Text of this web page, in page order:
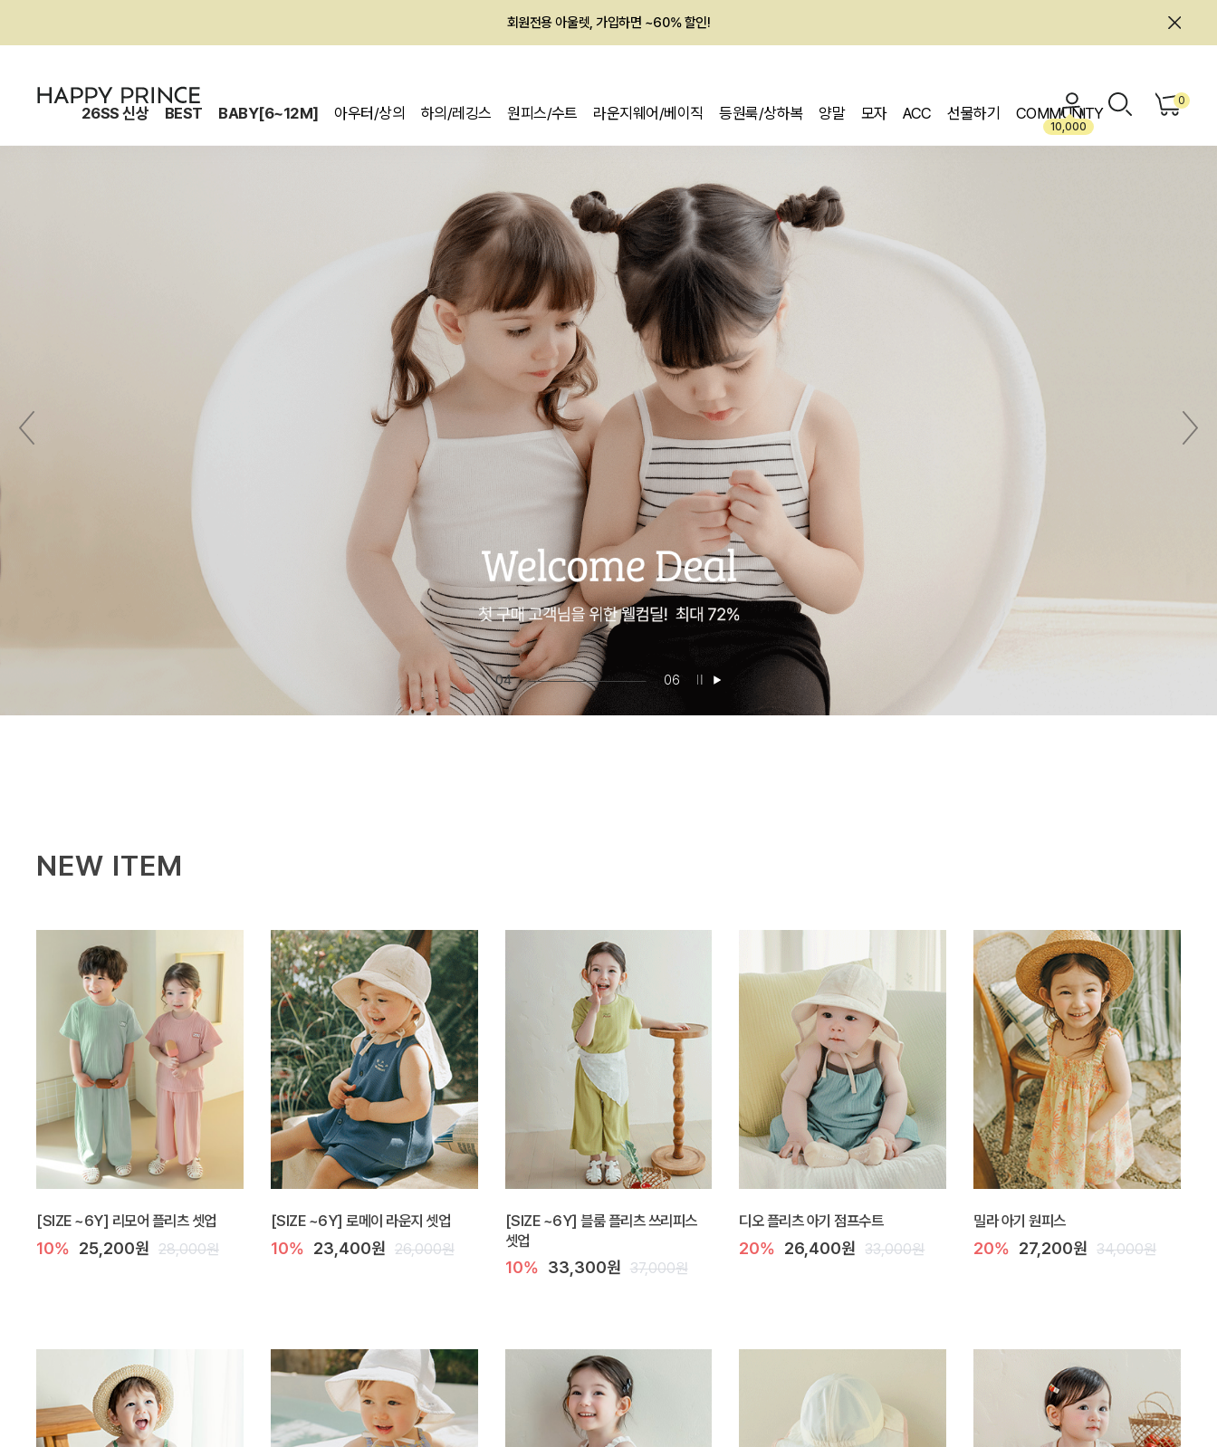
회원전용 아울렛, 가입하면 ~60% 할인!
26SS 신상 BEST BABY[6~12M] 아우터/상의 하의/레깅스 원피스/수트 라운지웨어/베이직 등원룩/상하복 양말 모자 ACC 선물하기 COMMUNITY
10,000
0
05 06
NEW ITEM
[SIZE ~6Y] 리모어 플리츠 셋업
10% 25,200원 28,000원
[SIZE ~6Y] 로메이 라운지 셋업
10% 23,400원 26,000원
[SIZE ~6Y] 블룸 플리츠 쓰리피스
셋업
10% 33,300원 37,000원
디오 플리츠 아기 점프수트
20% 26,400원 33,000원
밀라 아기 원피스
20% 27,200원 34,000원